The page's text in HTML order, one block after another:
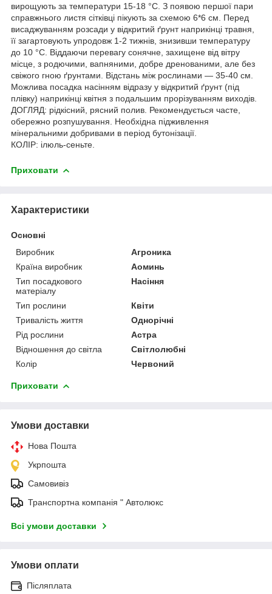
вирощують за температури 15-18 °C. З появою першої пари
справжнього листя сітківці пікують за схемою 6*6 см. Перед
висаджуванням розсади у відкритий ґрунт наприкінці травня,
її загартовують упродовж 1-2 тижнів, знизивши температуру
до 10 °C. Віддаючи перевагу сонячне, захищене від вітру
місце, з родючими, вапняними, добре дренованими, але без
свіжого гною ґрунтами. Відстань між рослинами — 35-40 см.
Можлива посадка насінням відразу у відкритий ґрунт (під
плівку) наприкінці квітня з подальшим прорізуванням виходів.
ДОГЛЯД: рідкісний, рясний полив. Рекомендується часте,
обережно розпушування. Необхідна підживлення
мінеральними добривами в період бутонізації.
КОЛІР: ілюль-сеньте.
Приховати
Характеристики
Основні
Виробник
Агроника
Країна виробник
Аоминь
Тип посадкового
матеріалу
Насіння
Тип рослини
Квіти
Тривалість життя
Однорічні
Рід рослини
Астра
Відношення до світла
Світлолюбні
Колір
Червоний
Приховати
Умови доставки
Нова Пошта
Укрпошта
Самовивіз
Транспортна компанія " Автолюкс
Всі умови доставки
Умови оплати
Післяплата